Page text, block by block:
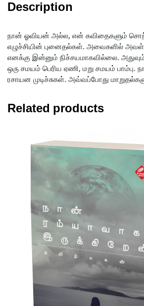
Description
நான் ஓவியன் அல்ல, என் கவிதைகளும்
எழுச்சியின் புனைதல்கள். அவைகளில்
எனக்கு இன்னும் நிச்சயமாகவில்லை.
ஒரு சமயம் பெரிய ஏணி, மறு சமயம் பாம்பு.
ரசாயன முடிச்சுகள். அவ்வப்போது
Related products